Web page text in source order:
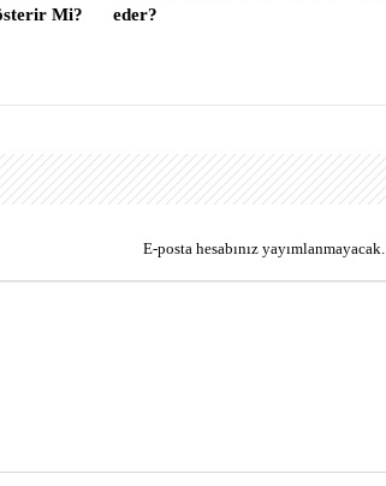
Mi?
eder?
E-posta hesabınız yayımlanmayacak.